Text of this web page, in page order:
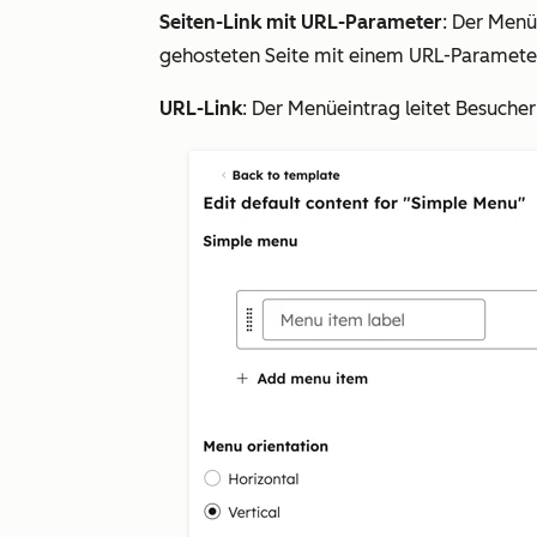
Seiten-Link mit URL-Parameter: Der
gehosteten Seite mit einem URL-
URL-Link: Der Menüeintrag leitet